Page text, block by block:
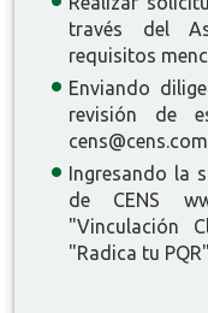
través del
requisitos
Enviando
revisión de
Ingresando la
de CENS
"Vinculación
"Radica tu PQR